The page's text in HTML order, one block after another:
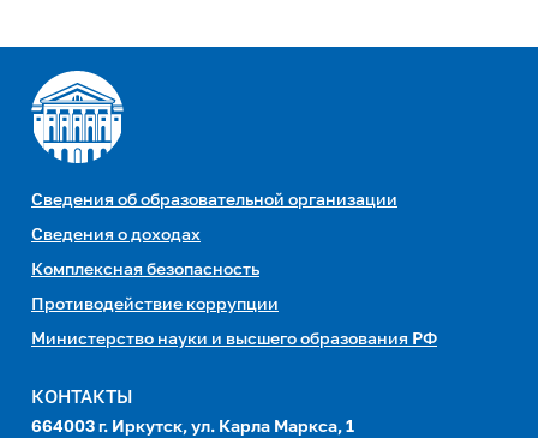
Сведения об образовательной организации
Сведения о доходах
Комплексная безопасность
Противодействие коррупции
Министерство науки и высшего образования РФ
КОНТАКТЫ
664003 г. Иркутск, ул. Карла Маркса, 1